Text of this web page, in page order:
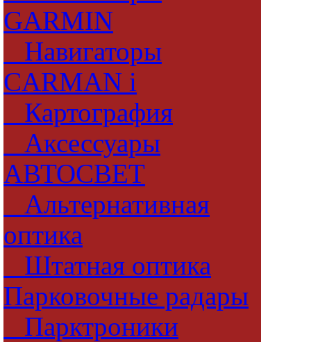
GARMIN
Навигаторы
CARMAN i
Картография
Аксессуары
АВТОСВЕТ
Альтернативная
оптика
Штатная оптика
Парковочные радары
Парктроники